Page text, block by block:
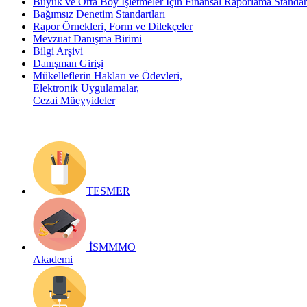
Bağımsız Denetim Standartları
Rapor Örnekleri, Form ve Dilekçeler
Mevzuat Danışma Birimi
Bilgi Arşivi
Danışman Girişi
Mükelleflerin Hakları ve Ödevleri,
Elektronik Uygulamalar,
Cezai Müeyyideler
TESMER
İSMMMO
Akademi